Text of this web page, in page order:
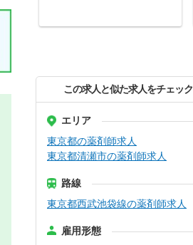
この求人と似た求人をチェック
エリア
東京都の薬剤師求人
東京都清瀬市の薬剤師求人
路線
東京都西武池袋線の薬剤師求人
雇用形態